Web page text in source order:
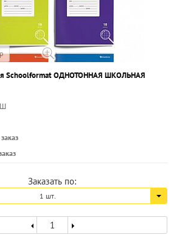
Schoolformat ОДНОТОННАЯ ШКОЛЬНАЯ
Заказать по:
1 шт.